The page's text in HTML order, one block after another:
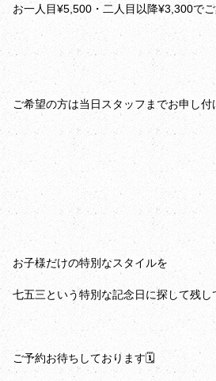
お一人目¥5,500・二人目以降¥3,300で
ご希望の方は当日スタッフまでお申し付
お子様だけの特別なスタイルを
七五三という特別な記念日に探して残
ご予約お待ちしております🗓️